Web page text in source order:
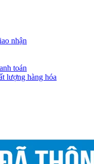
nhận
toán
lượng hàng hóa